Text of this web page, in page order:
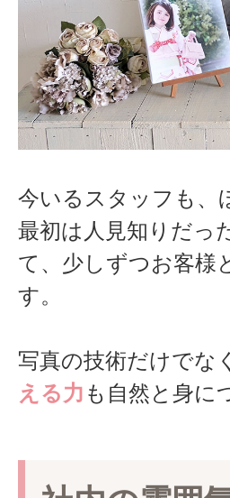
今いるスタッフも、
最初は人見知りだっ
て、少しずつお客様
す。
写真の技術だけでな
える力 も自然と身に